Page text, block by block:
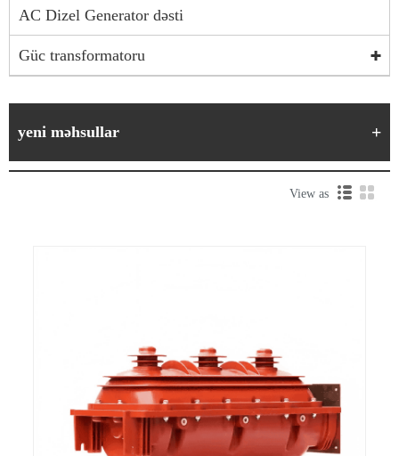
AC Dizel Generator dəsti
Güc transformatoru
yeni məhsullar
View as